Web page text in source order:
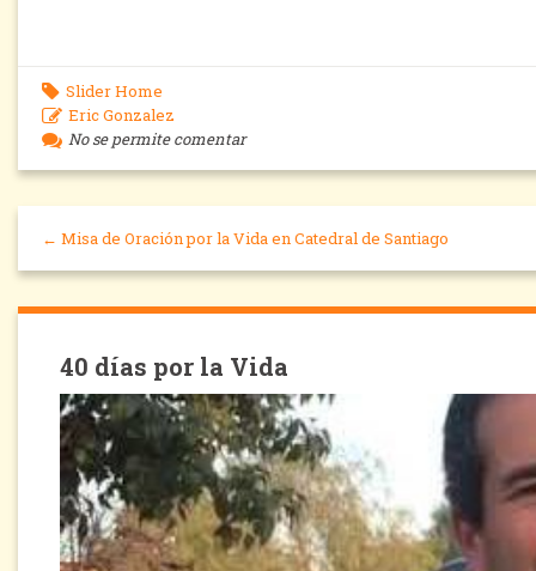
Slider Home
Eric Gonzalez
No se permite comentar
← Misa de Oración por la Vida en Catedral de Santiago
40 días por la Vida